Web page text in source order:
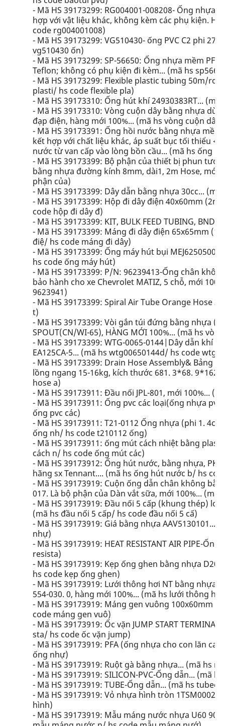
- Mã HS 39173299: RG004001-008208- Ống nhựa
hợp với vật liệu khác, không kèm các phụ kiện.
code rg004001008)
- Mã HS 39173299: VG510430- ống PVC C2 phi
vg510430 ốn)
- Mã HS 39173299: SP-56650: Ống nhựa mềm
Teflon; không có phụ kiện đi kèm... (mã hs
- Mã HS 39173299: Flexible plastic tubing 50m/
plasti/ hs code flexible pla)
- Mã HS 39173310: Ống hút khí 24930383RT...
- Mã HS 39173310: Vòng cuộn dây bằng nhựa
đạp điện, hàng mới 100%... (mã hs vòng cuộn
- Mã HS 39173391: Ống hồi nước bằng nhựa
kết hợp với chất liệu khác, áp suất bục tối thiểu
nước từ van cấp vào lòng bồn cầu... (mã hs ống
- Mã HS 39173399: Bộ phận của thiết bị phun
bằng nhựa đường kính 8mm, dài1, 2m Hose, mới
phận của)
- Mã HS 39173399: Dây dẫn bằng nhựa 30cc...
- Mã HS 39173399: Hộp đi dây điện 40x60mm
code hộp đi dây đ)
- Mã HS 39173399: KIT, BULK FEED TUBING,
- Mã HS 39173399: Máng đi dây điện 65x65mm
điệ/ hs code máng đi dây)
- Mã HS 39173399: Ống máy hút bụi
hs code ống máy hút)
- Mã HS 39173399: P/N: 96239413-Ống chân
bảo hành cho xe Chevrolet MATIZ, 5 chỗ, mới
9623941)
- Mã HS 39173399: Spiral Air Tube Orange Hose
t)
- Mã HS 39173399: Vòi gắn túi đứng bằng nhựa
SPOUT(CN/WI-65), HÀNG MỚI 100%... (mã hs
- Mã HS 39173399: WTG-0065-0144|Dây dẫn khí
EA125CA-5... (mã hs wtg00650144d/ hs code
- Mã HS 39173399: Drain Hose Assembly& Bảng
lồng ngang 15-16kg, kích thước 681. 3*68.
hose a)
- Mã HS 39173911: Đầu nối JPL-801, mới 100%...
- Mã HS 39173911: Ống pvc các loại(ống nhựa
ống pvc các)
- Mã HS 39173911: T21-0112 Ống nhựa (phi 1.
ống nh/ hs code t210112 ống)
- Mã HS 39173911: ống mút cách nhiệt bằng
cách n/ hs code ống mút các)
- Mã HS 39173912: Ống hút nước, bằng nhựa, PK
hãng sx Tennant.... (mã hs ống hút nước b/ hs
- Mã HS 39173919: Cuộn ống dẫn chân không
017. Là bộ phận của Dàn vắt sữa, mới 100%...
- Mã HS 39173919: Đầu nối 5 cấp (khung thép)
(mã hs đầu nối 5 cấp/ hs code đầu nối 5 cấ)
- Mã HS 39173919: Giá bằng nhựa
nhự)
- Mã HS 39173919: HEAT RESISTANT AIR PIPE-
resista)
- Mã HS 39173919: Kẹp ống ghen bằng nhựa
hs code kẹp ống ghen)
- Mã HS 39173919: Lưới thông hơi NT bằng nhựa
554-030. 0, hàng mới 100%... (mã hs lưới thông
- Mã HS 39173919: Máng gen vuông 100x60mm
code máng gen vuô)
- Mã HS 39173919: Ốc vặn JUMP START
sta/ hs code ốc vặn jump)
- Mã HS 39173919: PFA (ống nhựa cho con lăn
ống nhự)
- Mã HS 39173919: Ruột gà bằng nhựa... (mã hs
- Mã HS 39173919: SILICON-PVC-Ống dẫn... (mã
- Mã HS 39173919: TUBE-Ống dẫn... (mã hs
- Mã HS 39173919: Vỏ nhựa hình tròn
hình)
- Mã HS 39173919: Mẫu máng nước nhựa U60